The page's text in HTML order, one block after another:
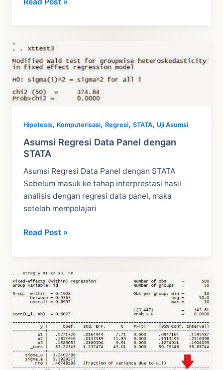
STATA
Hipotesis, Komputerisasi, Regresi,STATA, Uji Asumsi
Asumsi Regresi Data Panel dengan
STATA
Asumsi Regresi Data Panel dengan STATA
Sebelum masuk ke tahap interprestasi hasil
analisis dengan regresi data panel, maka
setelah mempelajari
Asumsi
dengan
STATA
Read Post »